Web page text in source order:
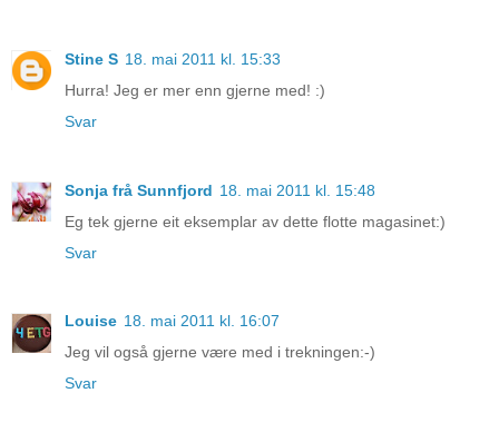
Stine S 18. mai 2011 kl. 15:33
Hurra! Jeg er mer enn gjerne med! :)
Svar
Sonja frå Sunnfjord 18. mai 2011 kl. 15:48
Eg tek gjerne eit eksemplar av dette flotte magasinet:)
Svar
Louise 18. mai 2011 kl. 16:07
Jeg vil også gjerne være med i trekningen:-)
Svar